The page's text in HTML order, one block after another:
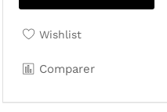
Wishlist
Comparer